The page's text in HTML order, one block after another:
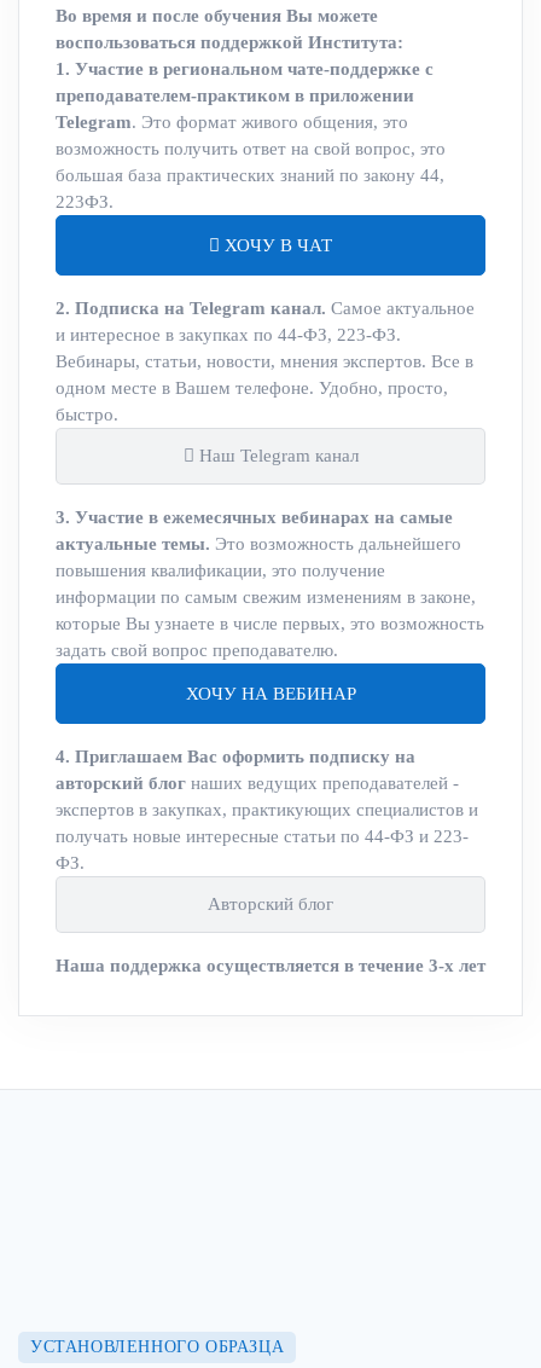
Во время и после обучения Вы можете
воспользоваться поддержкой Института:
1. Участие в региональном чате-поддержке с
преподавателем-практиком в приложении
Telegram. Это формат живого общения, это
возможность получить ответ на свой вопрос, это
большая база практических знаний по закону 44,
223ФЗ.
ХОЧУ В ЧАТ
2. Подписка на Telegram канал. Самое актуальное
и интересное в закупках по 44-ФЗ, 223-ФЗ.
Вебинары, статьи, новости, мнения экспертов. Все в
одном месте в Вашем телефоне. Удобно, просто,
быстро.
Наш Telegram канал
3. Участие в ежемесячных вебинарах на самые
актуальные темы. Это возможность дальнейшего
повышения квалификации, это получение
информации по самым свежим изменениям в законе,
которые Вы узнаете в числе первых, это возможность
задать свой вопрос преподавателю.
ХОЧУ НА ВЕБИНАР
4. Приглашаем Вас оформить подписку на
авторский блог наших ведущих преподавателей -
экспертов в закупках, практикующих специалистов и
получать новые интересные статьи по 44-ФЗ и 223-
ФЗ.
Авторский блог
Наша поддержка осуществляется в течение 3-х лет
УСТАНОВЛЕННОГО ОБРАЗЦА